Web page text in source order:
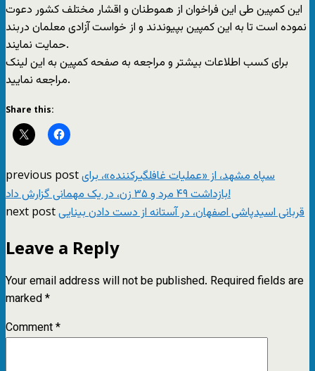
این کمپین طی این فراخوان از هموطنان و اقشار مختلف کشور دعوت
نموده است تا به این کمپین بپیوندند و از خواست آزادی معلمان دربند
حمایت نمایند.
برای کسب اطلاعات بیشتر و مراجعه به صفحه کمپین به این لینک
مراجعه نمایید.
Share this:
previous postسپاه مشهد، از «عملیات غافلگیرکننده»، برای
بازداشت ۴۹ مرد و ۳۵ زن، در یک مهمانی گزارش داد!
next postقربانی اسیدپاشی اصفهان، در آستانه از دست دادن بینایی
Leave a Reply
Your email address will not be published. Required fields are
marked*
Comment*